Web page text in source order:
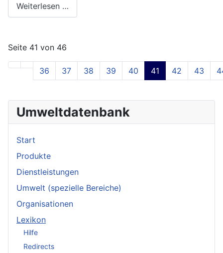
Weiterlesen …
Seite 41 von 46
36 37 38 39 40 41 42 43
Umweltdatenbank
Start
Produkte
Dienstleistungen
Umwelt (spezielle Bereiche)
Organisationen
Lexikon
Hilfe
Redirects